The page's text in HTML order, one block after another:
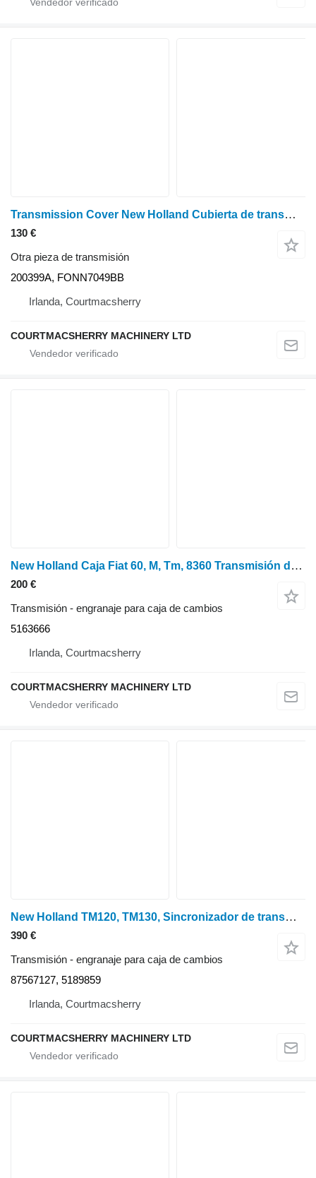
Transmission Cover New Holland Cubierta de transmisión Ts115a, T5, T6, T6000, Tsa 47126588, 47126590 200399A para New Holland Ts115a, T5, T6, T6000 tractor de ruedas
130 €
Otra pieza de transmisión
200399A, FONN7049BB
Irlanda, Courtmacsherry
COURTMACSHERRY MACHINERY LTD
New Holland Caja Fiat 60, M, Tm, 8360 Transmisión de avance Engranaje T50 516366 5163666 engranaje para caja de cambios para New Holland tractor de ruedas
200 €
Transmisión - engranaje para caja de cambios
5163666
Irlanda, Courtmacsherry
COURTMACSHERRY MACHINERY LTD
New Holland TM120, TM130, Sincronizador de transmisión Case Puma 87567127, 5189 engranaje para caja de cambios para New Holland Tm120, Tm130, Case Puma tractor de ruedas
390 €
Transmisión - engranaje para caja de cambios
87567127, 5189859
Irlanda, Courtmacsherry
COURTMACSHERRY MACHINERY LTD